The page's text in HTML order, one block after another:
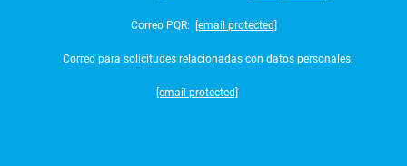
Correo PQR: [email protected]
Correo para solicitudes relacionadas con datos personales:
[email protected]